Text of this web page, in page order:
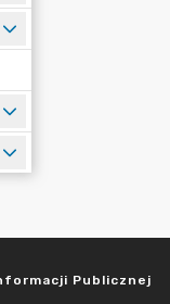
Publicznej